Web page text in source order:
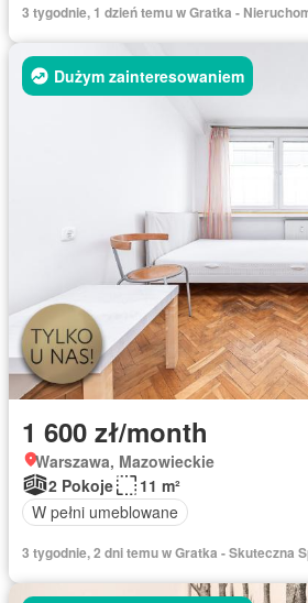
3 tygodnie, 1 dzień temu w Gratka -
Dużym zainteresowaniem
1 600 zł/month
Warszawa, Mazowieckie
2 Pokoje
11 m²
W pełni umeblowane
3 tygodnie, 2 dni temu w Gratka - Skuteczna